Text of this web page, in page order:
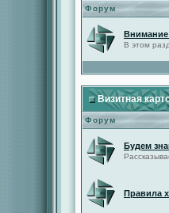
Форум
В этом
Визитная
Форум
Будем
Правила